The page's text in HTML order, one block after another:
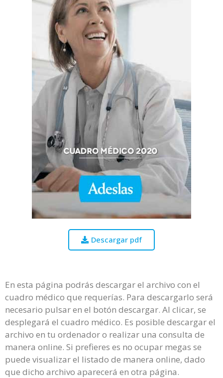
Descargar pdf
En esta página podrás descargar el archivo con el
cuadro médico que requerías. Para descargarlo será
necesario pulsar en el botón descargar. Al clicar, se
desplegará el cuadro médico. Es posible descargar el
archivo en tu ordenador o realizar una consulta de
manera online. Si prefieres es no ocupar megas se
puede visualizar el listado de manera online, dado
que dicho archivo aparecerá en otra página.